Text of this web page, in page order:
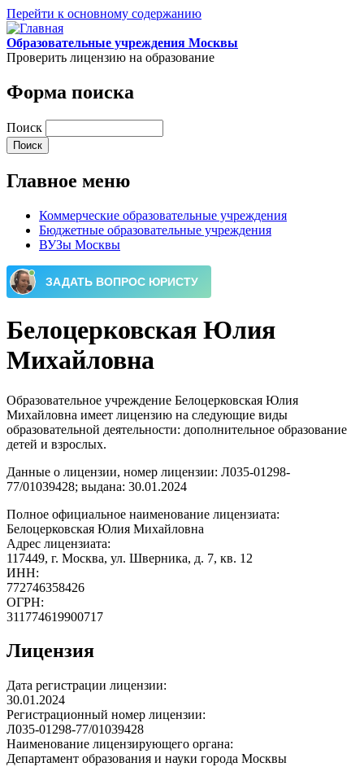
Перейти к основному содержанию
Образовательные учреждения Москвы
Проверить лицензию на образование
Форма поиска
Поиск
Главное меню
Коммерческие образовательные учреждения
Бюджетные образовательные учреждения
ВУЗы Москвы
Белоцерковская Юлия
Михайловна
Образовательное учреждение Белоцерковская Юлия
Михайловна имеет лицензию на следующие виды
образовательной деятельности: дополнительное образование
детей и взрослых.
Данные о лицензии, номер лицензии: Л035-01298-
77/01039428; выдана: 30.01.2024
Полное официальное наименование лицензиата:
Белоцерковская Юлия Михайловна
Адрес лицензиата:
117449, г. Москва, ул. Шверника, д. 7, кв. 12
ИНН:
772746358426
ОГРН:
311774619900717
Лицензия
Дата регистрации лицензии:
30.01.2024
Регистрационный номер лицензии:
Л035-01298-77/01039428
Наименование лицензирующего органа:
Департамент образования и науки города Москвы